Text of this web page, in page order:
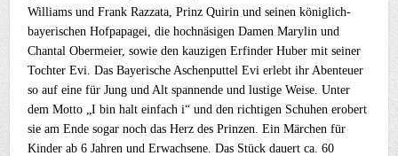
Williams und Frank Razzata, Prinz Quirin und seinen königlich-
bayerischen Hofpapagei, die hochnäsigen Damen Marylin und
Chantal Obermeier, sowie den kauzigen Erfinder Huber mit seiner
Tochter Evi. Das Bayerische Aschenputtel Evi erlebt ihr Abenteuer
so auf eine für Jung und Alt spannende und lustige Weise. Unter
dem Motto „I bin halt einfach i“ und den richtigen Schuhen erobert
sie am Ende sogar noch das Herz des Prinzen. Ein Märchen für
Kinder ab 6 Jahren und Erwachsene. Das Stück dauert ca. 60